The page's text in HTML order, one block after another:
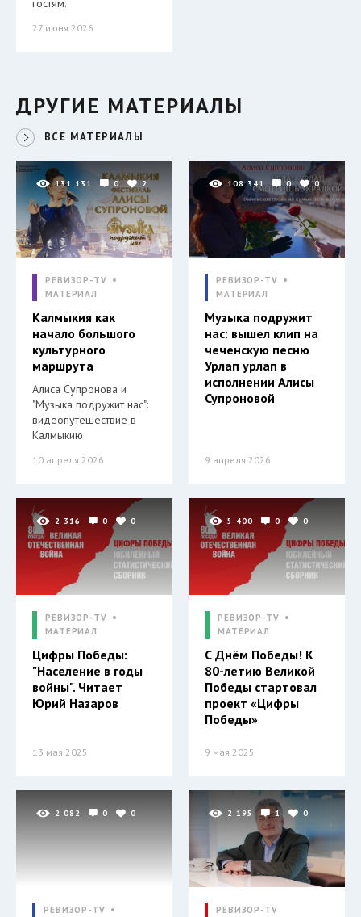
гостям.
27 июня 2026
ДРУГИЕ МАТЕРИАЛЫ
ВСЕ МАТЕРИАЛЫ
131 131 0 2
РЕВИЗОР-TV
МАТЕРИАЛ
Калмыкия как
начало большого
культурного
маршрута
Алиса Супронова и
"Музыка подружит нас":
видеопутешествие в
Калмыкию
10 апреля 2026
108 341 0 0
РЕВИЗОР-TV
МАТЕРИАЛ
Музыка подружит
нас: вышел клип на
чеченскую песню
Урлап урлап в
исполнении Алисы
Супроновой
9 апреля 2026
2 316 0 0
РЕВИЗОР-TV
МАТЕРИАЛ
Цифры Победы:
"Население в годы
войны". Читает
Юрий Назаров
13 мая 2025
5 400 0 0
РЕВИЗОР-TV
МАТЕРИАЛ
С Днём Победы! К
80-летию Великой
Победы стартовал
проект «Цифры
Победы»
9 мая 2025
2 082 0 0
РЕВИЗОР-TV
2 195 1 0
РЕВИЗОР-TV